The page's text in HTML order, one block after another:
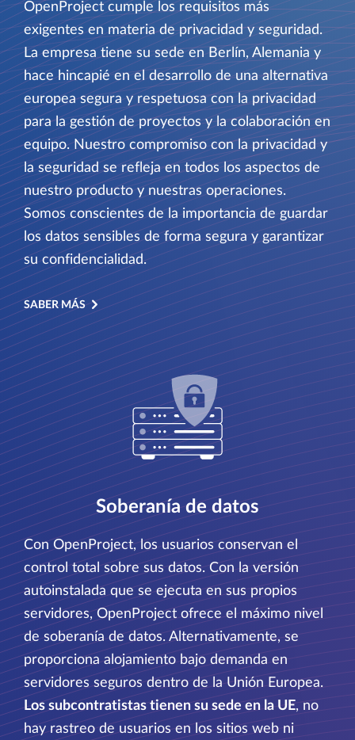
OpenProject cumple los requisitos más
exigentes en materia de privacidad y seguridad.
La empresa tiene su sede en Berlín, Alemania y
hace hincapié en el desarrollo de una alternativa
europea segura y respetuosa con la privacidad
para la gestión de proyectos y la colaboración en
equipo. Nuestro compromiso con la privacidad y
la seguridad se refleja en todos los aspectos de
nuestro producto y nuestras operaciones.
Somos conscientes de la importancia de guardar
los datos sensibles de forma segura y garantizar
su confidencialidad.
SABER MÁS
Soberanía de datos
Con OpenProject, los usuarios conservan el
control total sobre sus datos. Con la versión
autoinstalada que se ejecuta en sus propios
servidores, OpenProject ofrece el máximo nivel
de soberanía de datos. Alternativamente, se
proporciona alojamiento bajo demanda en
servidores seguros dentro de la Unión Europea.
Los subcontratistas tienen su sede en la UE, no
hay rastreo de usuarios en los sitios web ni